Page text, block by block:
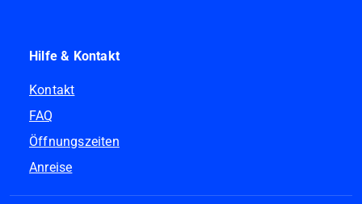
Hilfe & Kontakt
Kontakt
FAQ
Öffnungszeiten
Anreise